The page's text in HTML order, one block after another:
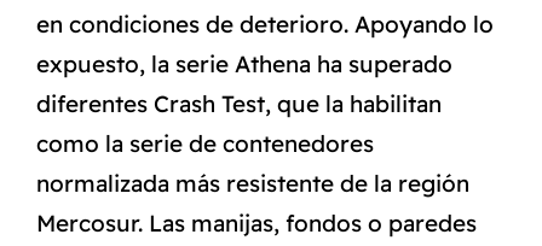
en condiciones de deterioro. Apoyando lo
expuesto, la serie Athena ha superado
diferentes Crash Test, que la habilitan
como la serie de contenedores
normalizada más resistente de la región
Mercosur. Las manijas, fondos o paredes